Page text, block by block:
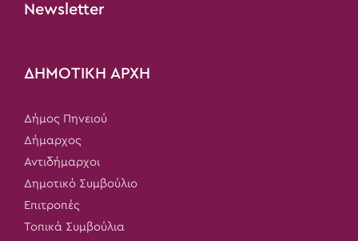
Newsletter
ΔΗΜΟΤΙΚΗ ΑΡΧΗ
Δήμος Πηνειού
Δήμαρχος
Αντιδήμαρχοι
Δημοτικό Συμβούλιο
Επιτροπές
Τοπικά Συμβούλια